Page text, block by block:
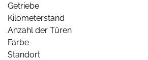
Getriebe
Kilometerstand
Anzahl der Türen
Farbe
Standort